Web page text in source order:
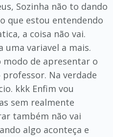
Sozinha não to dando
que estou entendendo
a coisa não vai.
uma variavel a mais.
de apresentar o
Na verdade
kkk Enfim vou
sem realmente
também não vai
algo aconteça e